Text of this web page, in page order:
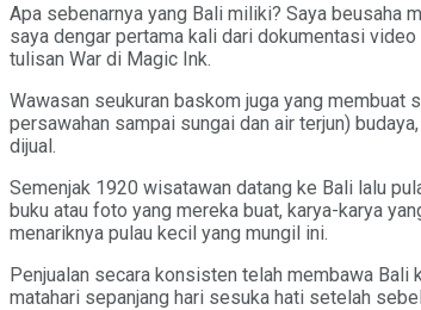
Apa sebenarnya yang Bali miliki? Saya beusaha
saya dengar pertama kali dari dokumentasi
tulisan War di Magic Ink.
Wawasan seukuran baskom juga yang membuat
persawahan sampai sungai dan air terjun)
dijual.
Semenjak 1920 wisatawan datang ke Bali lalu
buku atau foto yang mereka buat, karya-karya
menariknya pulau kecil yang mungil ini.
Penjualan secara konsisten telah membawa
matahari sepanjang hari sesuka hati setelah